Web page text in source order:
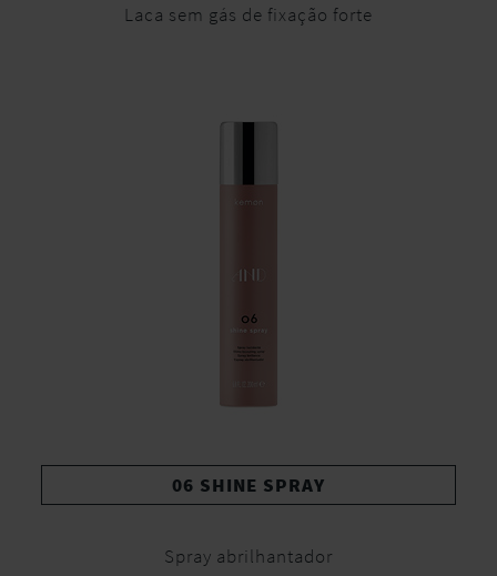
Laca sem gás de fixação forte
06 SHINE SPRAY
Spray abrilhantador